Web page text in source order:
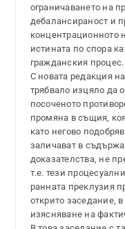
ограничаването на
дебалансираност и
концентрационното
истината по спора
гражданския процес.
С новата редакция
трябвало изцяло да
посоченото
промяна в същия,
като негово
заличават в
доказателства, не
т.е. тези
ранната преклузия
открито заседание,
изясняване на